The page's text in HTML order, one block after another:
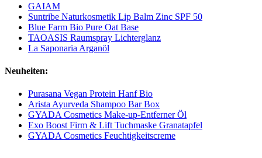
GAIAM
Suntribe Naturkosmetik Lip Balm Zinc SPF 50
Blue Farm Bio Pure Oat Base
TAOASIS Raumspray Lichterglanz
La Saponaria Arganöl
Neuheiten:
Purasana Vegan Protein Hanf Bio
Arista Ayurveda Shampoo Bar Box
GYADA Cosmetics Make-up-Entferner Öl
Exo Boost Firm & Lift Tuchmaske Granatapfel
GYADA Cosmetics Feuchtigkeitscreme